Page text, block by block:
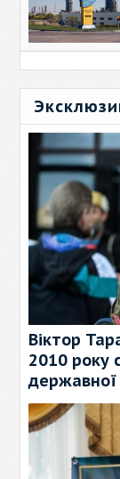
Віктор
2010 року
державної